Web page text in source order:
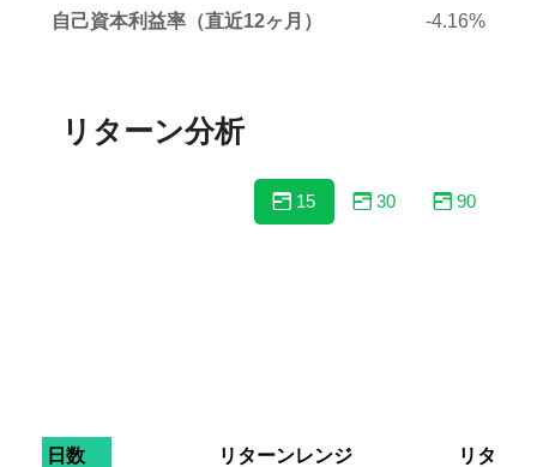
自己資本利益率（直近12ヶ月） -4.16%
リターン分析
15 30 90
日数 リターンレンジ
リター